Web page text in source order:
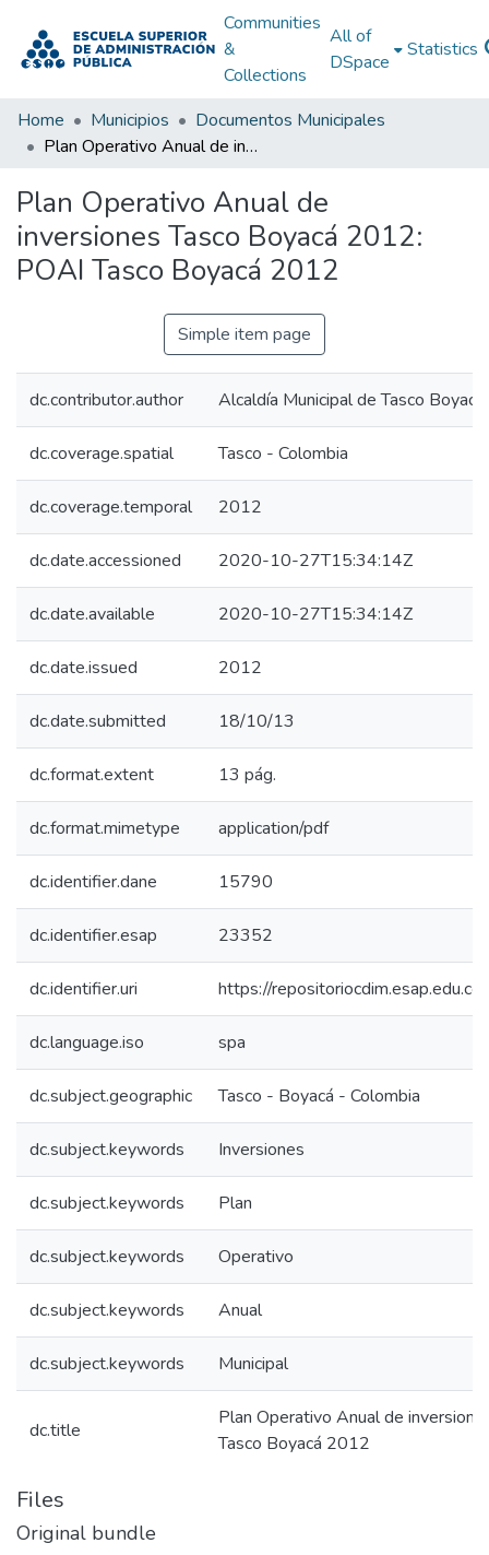
Communities
&
Collections
All of
DSpace
Statistics
Home Municipios
Documentos Municipales
Plan Operativo Anual de inversiones Tasco Boyacá 2012: POAI Tasco Boyacá 2012
Plan Operativo Anual de
inversiones Tasco Boyacá 2012:
POAI Tasco Boyacá 2012
Simple item page
dc.contributor.author Alcaldía Municipal de Tasco Boyacá
dc.coverage.spatial Tasco - Colombia
dc.coverage.temporal 2012
dc.date.accessioned 2020-10-27T15:34:14Z
dc.date.available 2020-10-27T15:34:14Z
dc.date.issued 2012
dc.date.submitted 18/10/13
dc.format.extent 13 pág.
dc.format.mimetype application/pdf
dc.identifier.dane 15790
dc.identifier.esap 23352
dc.identifier.uri https://
dc.language.iso spa
dc.subject.geographic Tasco - Boyacá - Colombia
dc.subject.keywords Inversiones
dc.subject.keywords Plan
dc.subject.keywords Operativo
dc.subject.keywords Anual
dc.subject.keywords Municipal
dc.title
Plan Operativo Anual de
Tasco Boyacá 2012
Files
Original bundle